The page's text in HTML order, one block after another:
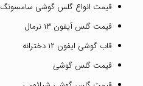
قیمت انواع گلس گوشی سامسونگ
قیمت گلس آیفون ۱۳ نرمال
قاب گوشی ایفون ۱۲ دخترانه
قیمت گلس گوشی